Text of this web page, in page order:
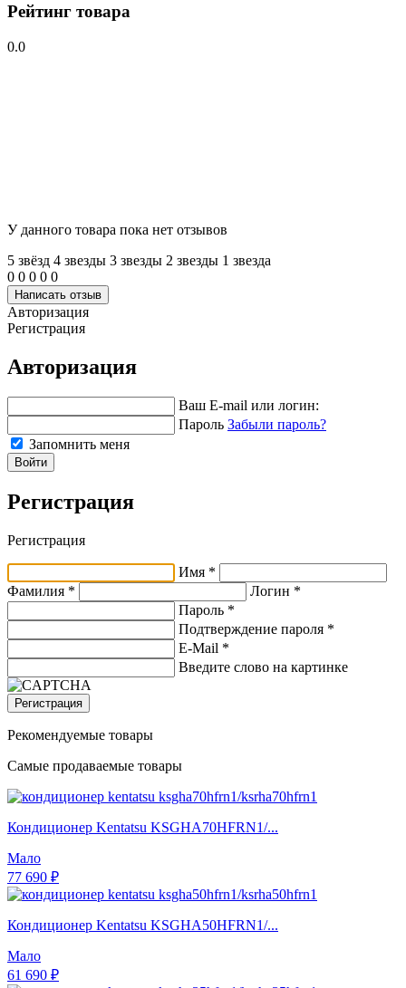
Рейтинг товара
0.0
У данного товара пока нет отзывов
5 звёзд 4 звeзды 3 звeзды 2 звeзды 1 звeзда
0 0 0 0 0
Написать отзыв
Авторизация
Регистрация
Авторизация
Ваш E-mail или логин:
Пароль Забыли пароль?
Запомнить меня
Войти
Регистрация
Регистрация
Имя *
Фамилия *
Логин *
Пароль *
Подтверждение пароля *
E-Mail *
Введите слово на картинке
Регистрация
Рекомендуемые товары
Самые продаваемые товары
Кондиционер Kentatsu KSGHA70HFRN1/...
Мало
77 690 ₽
Кондиционер Kentatsu KSGHA50HFRN1/...
Мало
61 690 ₽